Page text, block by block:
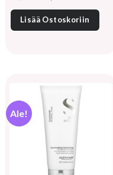
hinta
oli:
14,30 €.
on:
11,70 €.
Lisää Ostoskoriin
Ale!